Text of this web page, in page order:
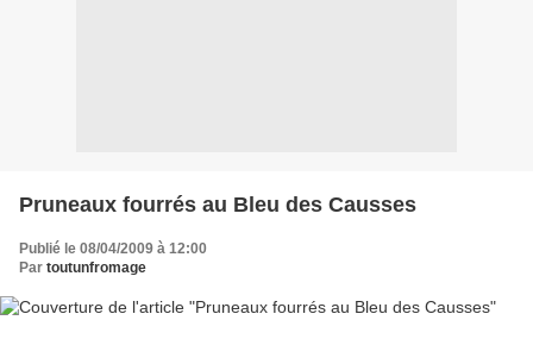
Pruneaux fourrés au Bleu des Causses
Publié le 08/04/2009 à 12:00
Par toutunfromage